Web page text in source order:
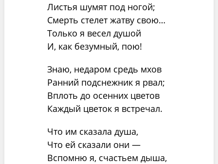
Листья шумят под ногой;
Смерть стелет жатву свою…
Только я весел душой
И, как безумный, пою!
Знаю, недаром средь мхов
Ранний подснежник я рвал;
Вплоть до осенних цветов
Каждый цветок я встречал.
Что им сказала душа,
Что ей сказали они —
Вспомню я, счастьем дыша,